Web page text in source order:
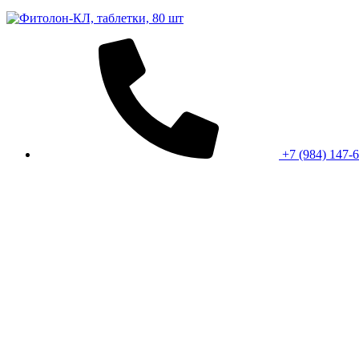
+7 (984) 147-